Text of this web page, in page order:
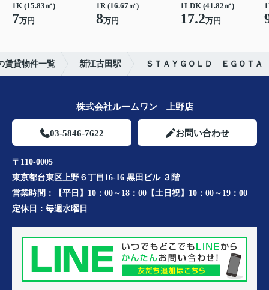
1K (15.83㎡)
7万円
1R (16.67㎡)
8万円
1LDK (41.82㎡)
17.2万円
賃貸物件一覧 新江古田駅 ＳＴＡＹＧＯＬＤ ＥＧＯＴＡ
株式会社ルームワン 上野店
03-5846-7622 お問い合わせ
〒110-0005
東京都台東区上野６丁目16-16 黒田ビル ３階
営業時間：
【平日】10：00～18：00【土日祝】10：00～19：00
定休日： 毎週水曜日